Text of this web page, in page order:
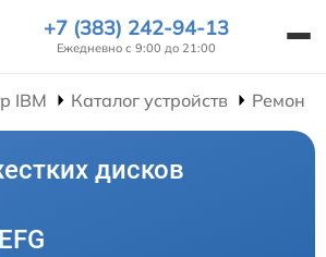
+7 (383) 242-94-13
Ежедневно с 9:00 до 21:00
IBM Каталог устройств Ремонт
дисков